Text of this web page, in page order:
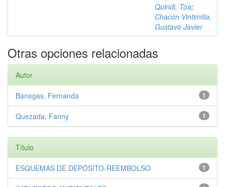
Quindi, Toa;
Chacón Vintimilla,
Gustavo Javier
Otras opciones relacionadas
Autor
1
Banegas, Fernanda
1
Quezada, Fanny
Título
1
ESQUEMAS DE DEPÓSITO-REEMBOLSO